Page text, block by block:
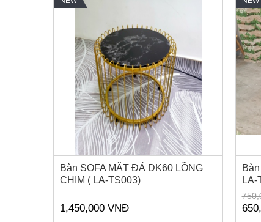
Bàn SOFA MẶT ĐÁ DK60 LỒNG
CHIM ( LA-TS003)
1,450,000 VNĐ
LA-